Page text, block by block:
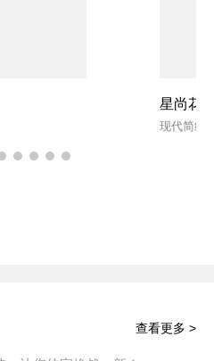
星尚花
现代简约
查看更多 >